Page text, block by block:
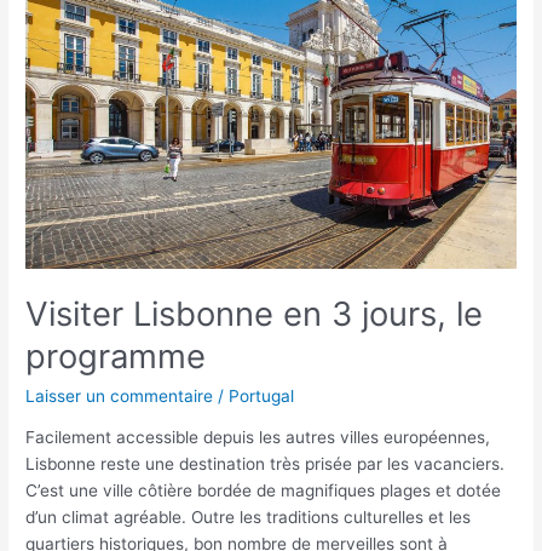
Visiter Lisbonne en 3 jours, le
programme
Laisser un commentaire / Portugal
Facilement accessible depuis les autres villes européennes,
Lisbonne reste une destination très prisée par les vacanciers.
C’est une ville côtière bordée de magnifiques plages et dotée
d’un climat agréable. Outre les traditions culturelles et les
quartiers historiques, bon nombre de merveilles sont à
3
jours,
le
programme